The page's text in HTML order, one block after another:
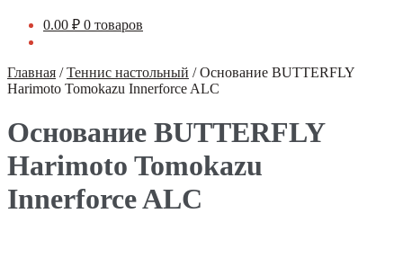
0.00 ₽ 0 товаров
Главная /Теннис настольный /Основание BUTTERFLY
Harimoto Tomokazu Innerforce ALC
Основание BUTTERFLY
Harimoto Tomokazu
Innerforce ALC